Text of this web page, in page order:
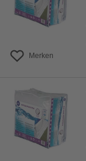
Merken